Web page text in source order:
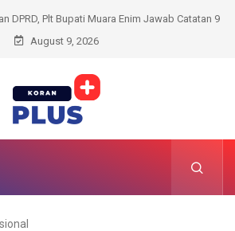
DPRD, Plt Bupati Muara Enim Jawab Catatan 9
Fraksi
August 9, 2026